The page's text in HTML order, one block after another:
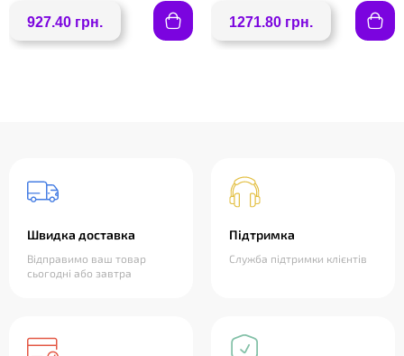
927.40 грн. 1271.80 грн.
Швидка доставка
Відправимо ваш товар
сьогодні або завтра
Підтримка
Служба підтримки клієнтів